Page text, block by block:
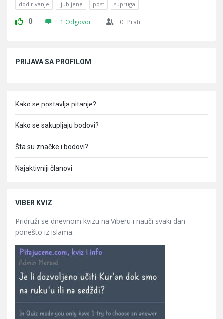
dodirivanje ljubljene post supruga
0 1 Odgovor 0 Prati
PRIJAVA SA PROFILOM
Kako se postavlja pitanje?
Kako se sakupljaju bodovi?
Šta su značke i bodovi?
Najaktivniji članovi
VIBER KVIZ
Pridruži se dnevnom kvizu na Viberu i nauči svaki dan
ponešto iz islama.